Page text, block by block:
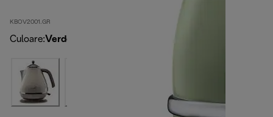
KBOV2001.GR
Culoare:Verde